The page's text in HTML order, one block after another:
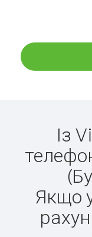
Із
Якщо